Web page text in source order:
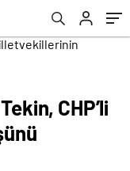
CHP’li